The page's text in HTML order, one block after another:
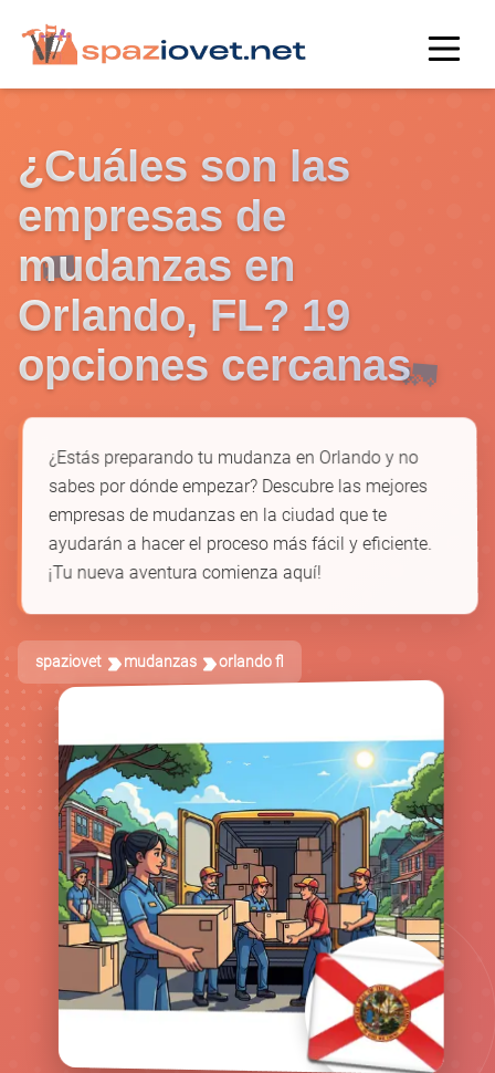
🚚
🚛
📦
¿Cuáles son las
empresas de
mudanzas en
Orlando, FL? 19
opciones cercanas
¿Estás preparando tu mudanza en Orlando y no
sabes por dónde empezar? Descubre las mejores
empresas de mudanzas en la ciudad que te
ayudarán a hacer el proceso más fácil y eficiente.
¡Tu nueva aventura comienza aquí!
spaziovet mudanzas orlando fl